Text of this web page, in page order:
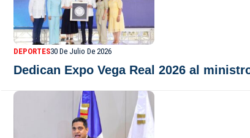
DEPORTES30 De Julio De 2026
Dedican Expo Vega Real 2026 al